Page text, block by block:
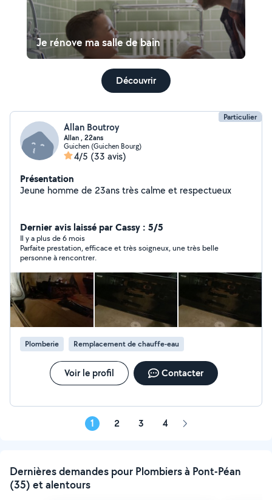
Je rénove ma salle de bain
Découvrir
Particulier
Allan Boutroy
Allan , 22ans
Guichen (Guichen Bourg)
4/5 (33 avis)
Présentation
Jeune homme de 23ans très calme et respectueux
Dernier avis laissé par Cassy : 5/5
Il y a plus de 6 mois
Parfaite prestation, efficace et très soigneux, une très belle
personne à rencontrer.
Plomberie Remplacement de chauffe-eau
Voir le profil Contacter
1 2 3 4 Page
Dernières demandes pour Plombiers à Pont-Péan
(35) et alentours